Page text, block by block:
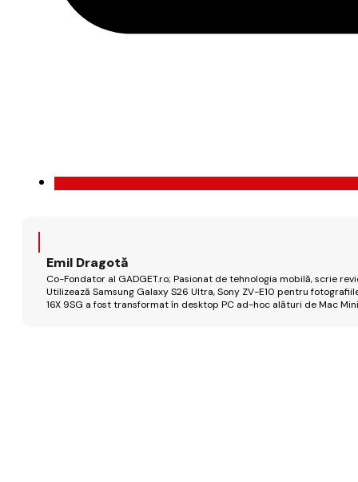
Emil Dragotă
Co-Fondator al GADGET.ro; Pasionat de tehnologia mobilă, scrie
Utilizează Samsung Galaxy S26 Ultra, Sony ZV-E10 pentru
16X 9SG a fost transformat în desktop PC ad-hoc alături de Mac